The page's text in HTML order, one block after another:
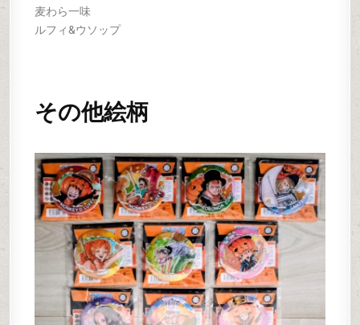
麦わら一味
ルフィ&ウソップ
その他絵柄